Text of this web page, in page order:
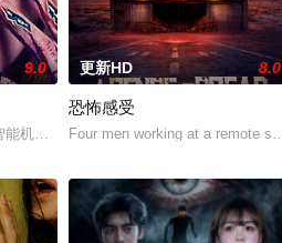
serve the
世。 为了创造一个真正有知觉的伴侣，
9.0
能机器人，以应对刚刚去世的妻子的去世
更新HD 8.0
恐怖感受
Four men working at a remote